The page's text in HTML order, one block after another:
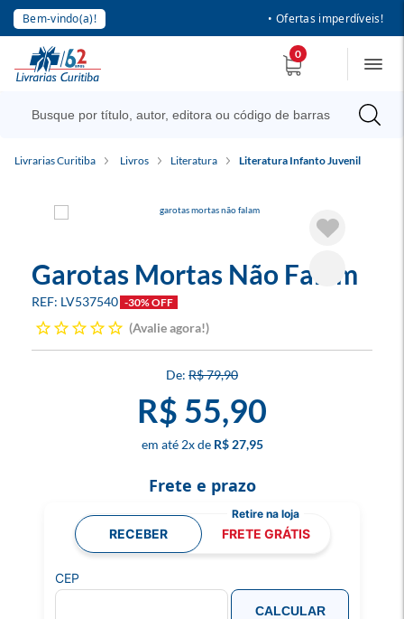
Bem-vindo(a)! • Ofertas imperdíveis!
0
Livrarias Curitiba Livros Literatura Literatura Infanto Juvenil
Garotas Mortas Não Falam
LV537540 -30% OFF
Avalie agora!
R$ 79,90
R$ 55,90
2x R$ 27,95
Frete e prazo
RECEBER FRETE GRÁTIS
CEP
CALCULAR